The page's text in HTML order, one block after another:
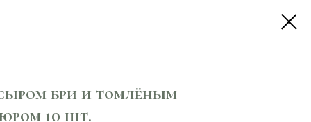
бри и томлёным
10 шт.